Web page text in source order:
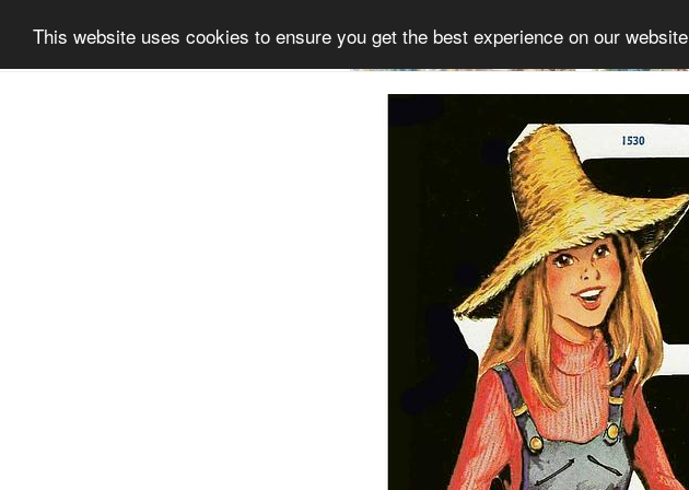
This website uses cookies to ensure you get the best experience on our website
Informatie Collectie